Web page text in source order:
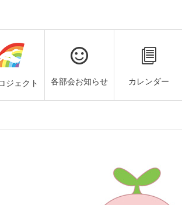
ジェクト 各部会お知らせ カレンダー